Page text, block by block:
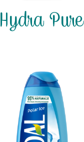
Hydra Pure